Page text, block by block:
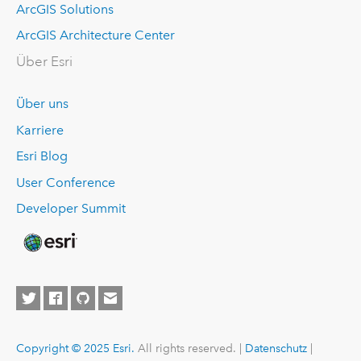
ArcGIS Solutions
ArcGIS Architecture Center
Über Esri
Über uns
Karriere
Esri Blog
User Conference
Developer Summit
Copyright © 2025 Esri. All rights reserved. | Datenschutz|